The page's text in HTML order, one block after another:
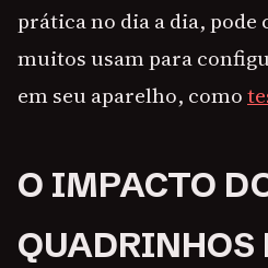
prática no dia a dia, pode
muitos usam para
em seu aparelho, como
O IMPACTO
QUADRINHOS